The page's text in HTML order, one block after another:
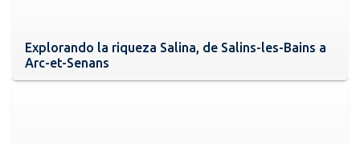
Explorando la riqueza Salina, de Salins-les-Bains a
Arc-et-Senans